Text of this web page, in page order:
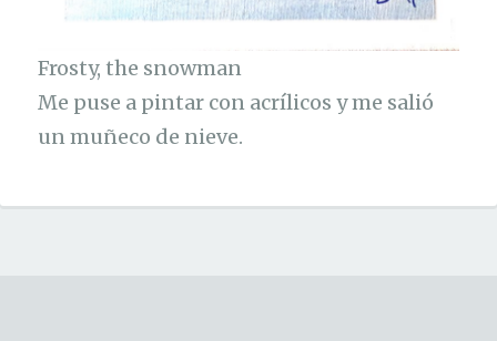
Frosty, the snowman
Me puse a pintar con acrílicos y me salió
un muñeco de nieve.